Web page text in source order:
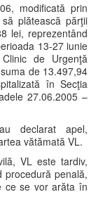
modificată prin
plătească părţii
lei, reprezentând
13-27 iunie
de Urgenţă
de 13.497,94
în Secţia
27.06.2005 –
declarat apel,
vătămată VL.
VL este tardiv,
procedură penală,
ce se vor arăta în